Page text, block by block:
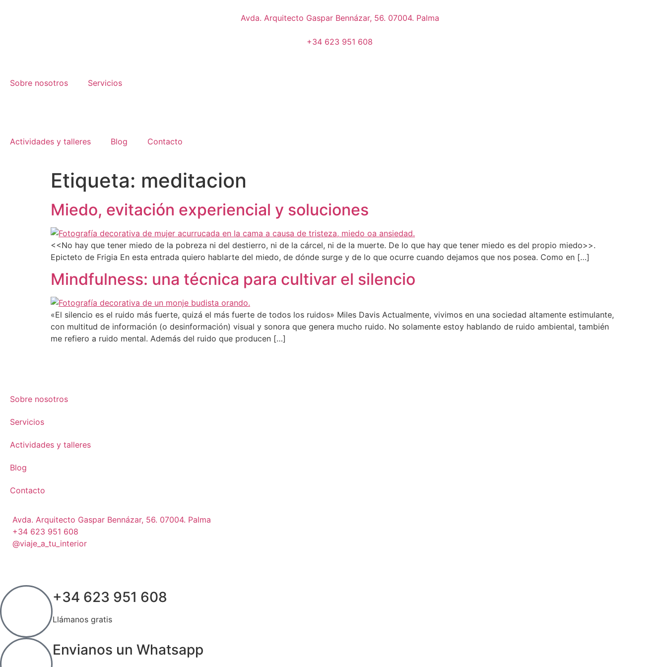
Avda. Arquitecto Gaspar Bennázar, 56. 07004. Palma
+34 623 951 608
Sobre nosotros Servicios
Actividades y talleres Blog Contacto
Etiqueta: meditacion
Miedo, evitación experiencial y soluciones
<<No hay que tener miedo de la pobreza ni del destierro, ni de la cárcel, ni de la muerte. De lo que hay que tener miedo es del propio miedo>>.
Epicteto de Frigia En esta entrada quiero hablarte del miedo, de dónde surge y de lo que ocurre cuando dejamos que nos posea. Como en […]
Mindfulness: una técnica para cultivar el silencio
«El silencio es el ruido más fuerte, quizá el más fuerte de todos los ruidos» Miles Davis Actualmente, vivimos en una sociedad altamente estimulante,
con multitud de información (o desinformación) visual y sonora que genera mucho ruido. No solamente estoy hablando de ruido ambiental, también
me refiero a ruido mental. Además del ruido que producen […]
Sobre nosotros
Servicios
Actividades y talleres
Blog
Contacto
Avda. Arquitecto Gaspar Bennázar, 56. 07004. Palma
+34 623 951 608
@viaje_a_tu_interior
+34 623 951 608
Llámanos gratis
Envianos un Whatsapp